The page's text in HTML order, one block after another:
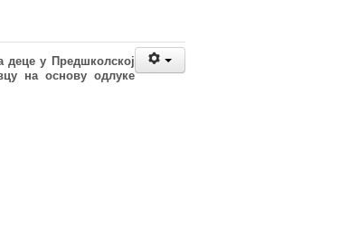
деце у Предшколској
на основу одлуке